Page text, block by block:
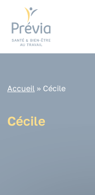
Accueil » Cécile
Cécile
Panneau de gestion des